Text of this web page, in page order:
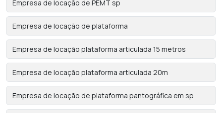
Empresa de locação de PEMT sp
Empresa de locação de plataforma
Empresa de locação plataforma articulada 15 metros
Empresa de locação plataforma articulada 20m
Empresa de locação de plataforma pantográfica em sp